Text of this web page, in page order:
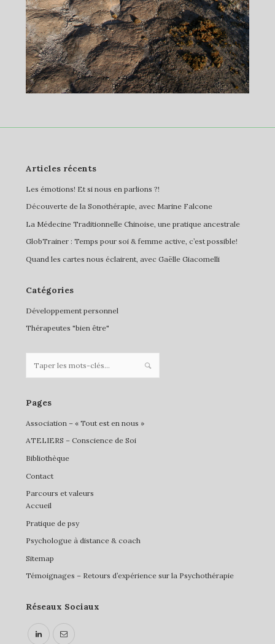
Articles récents
Les émotions! Et si nous en parlions ?!
Découverte de la Sonothérapie, avec Marine Falcone
La Médecine Traditionnelle Chinoise, une pratique ancestrale
GlobTrainer : Temps pour soi & femme active, c’est possible!
Quand les cartes nous éclairent, avec Gaëlle Giacomelli
Catégories
Développement personnel
Thérapeutes "bien être"
Pages
Association – « Tout est en nous »
ATELIERS – Conscience de Soi
Bibliothèque
Contact
Parcours et valeurs
Accueil
Pratique de psy
Psychologue à distance & coach
Sitemap
Témoignages – Retours d’expérience sur la Psychothérapie
Réseaux Sociaux